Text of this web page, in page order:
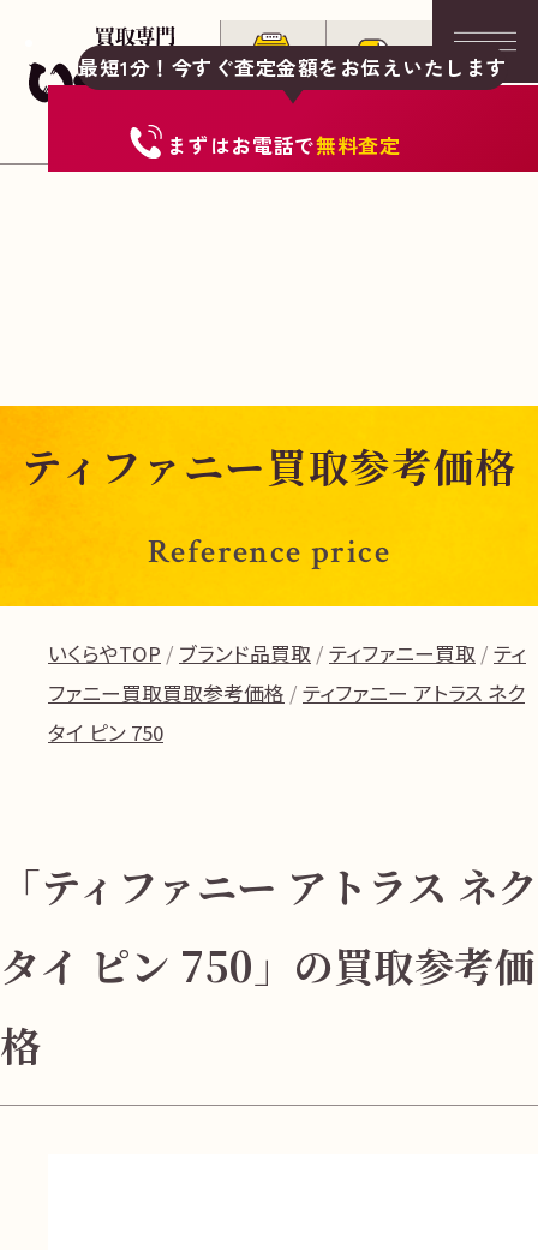
最短1分！今すぐ査定金額をお伝えいたします
まずはお電話で無料査定
無 料
ティファニー買取参考価格
Reference price
いくらやTOP ブランド品買取 ティファニー買取
ティ
ファニー買取買取参考価格
ティファニー アトラス ネク
タイ ピン 750
「ティファニー アトラス ネク
タイ ピン 750」の買取参考価
格